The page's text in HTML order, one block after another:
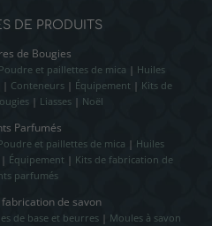
DE PRODUITS
de Bougies
Poudre et paillettes de mica | Huiles
| Conteneurs| Équipement | Kits de
| Liasses| Noël
Parfumés
et paillettes de mica | Huiles
| Équipement | Kits de fabrication de
parfumés
de savon
de base et beurres | Moules à savon